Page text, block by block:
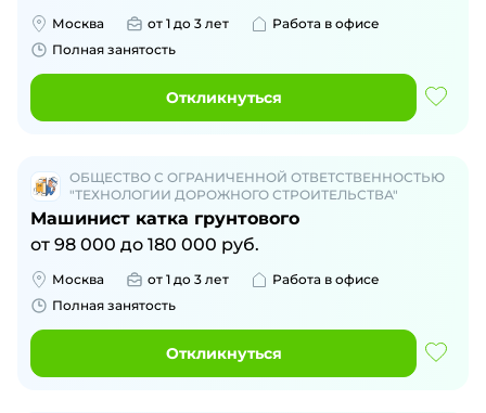
Москва от 1 до 3 лет
Работа в офисе
Полная занятость
Откликнуться
ОБЩЕСТВО С ОГРАНИЧЕННОЙ ОТВЕТСТВЕННОСТЬЮ
"ТЕХНОЛОГИИ ДОРОЖНОГО СТРОИТЕЛЬСТВА"
Машинист катка грунтового
от 98 000 до 180 000 руб.
Москва от 1 до 3 лет
Работа в офисе
Полная занятость
Откликнуться